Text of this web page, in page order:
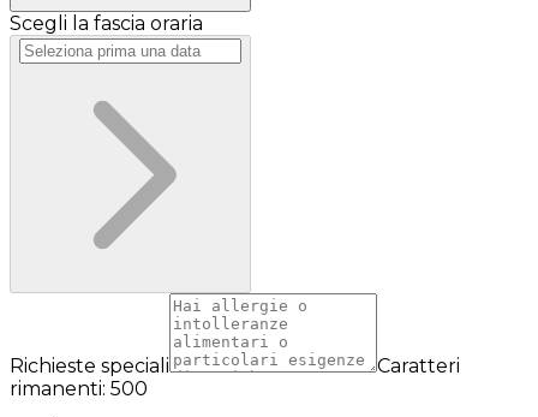
Scegli la fascia oraria
Richieste speciali
Caratteri
rimanenti: 500